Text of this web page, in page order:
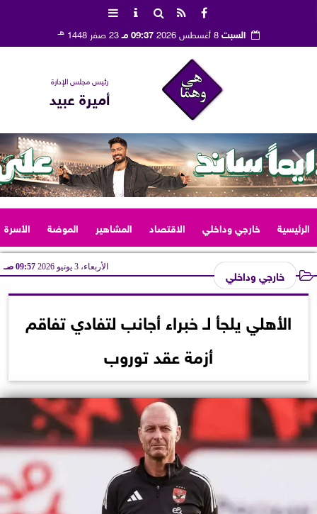
السبت8 أغسطس 2026 09:37 مـ 23 صفر 1448 هـ
رئيس مجلس الإدارة
أميرة عبيد
الرئيسية خارجي وداخلي الاقتصاد المشاهير الموضة الأسرة
خارجي وداخلي الأربعاء، 3 يونيو 2026 09:57 صـ
الأهلي يلجأ لـ خبراء أجانب لتفادي تفاقم
أزمة عقد توروب